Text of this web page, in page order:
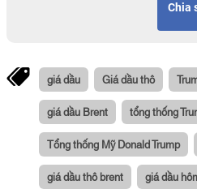
Chia
giá dầu Giá dầu thô
giá dầu Brent tổng thống
Tổng thống Mỹ Donald Trump
giá dầu thô brent giá dầu